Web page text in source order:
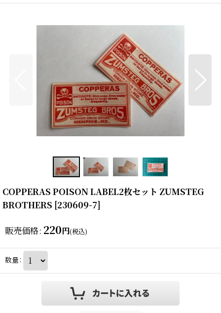
COPPERAS POISON LABEL2枚セット ZUMSTEG
BROTHERS [230609-7]
販売価格: 220円(税込)
数量: